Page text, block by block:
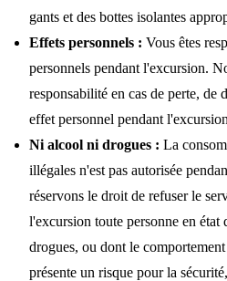
gants et des bottes isolantes
Effets personnels : Vous êtes
personnels pendant l'excursion.
responsabilité en cas de perte, de
effet personnel pendant
Ni alcool ni drogues : La
illégales n'est pas autorisée
réservons le droit de refuser le
l'excursion toute personne en état
drogues, ou dont le
présente un risque pour la